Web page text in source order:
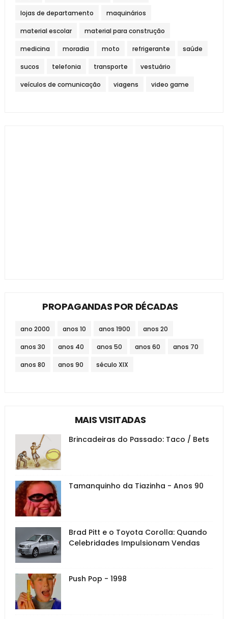
lojas de departamento maquinários
material escolar material para construção
medicina moradia moto refrigerante saúde
sucos telefonia transporte vestuário
veículos de comunicação viagens video game
PROPAGANDAS POR DÉCADAS
ano 2000 anos 10 anos 1900 anos 20
anos 30 anos 40 anos 50 anos 60 anos 70
anos 80 anos 90 século XIX
MAIS VISITADAS
Brincadeiras do Passado: Taco / Bets
Tamanquinho da Tiazinha - Anos 90
Brad Pitt e o Toyota Corolla: Quando
Celebridades Impulsionam Vendas
Push Pop - 1998